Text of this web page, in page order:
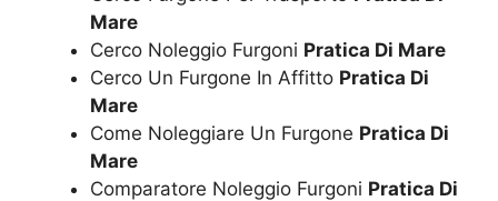
Mare
Cerco Noleggio Furgoni Pratica Di Mare
Cerco Un Furgone In Affitto Pratica Di
Mare
Come Noleggiare Un Furgone Pratica Di
Mare
Comparatore Noleggio Furgoni Pratica Di